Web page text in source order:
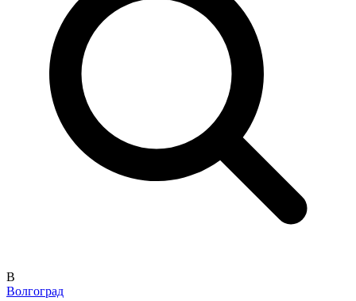
В
Волгоград